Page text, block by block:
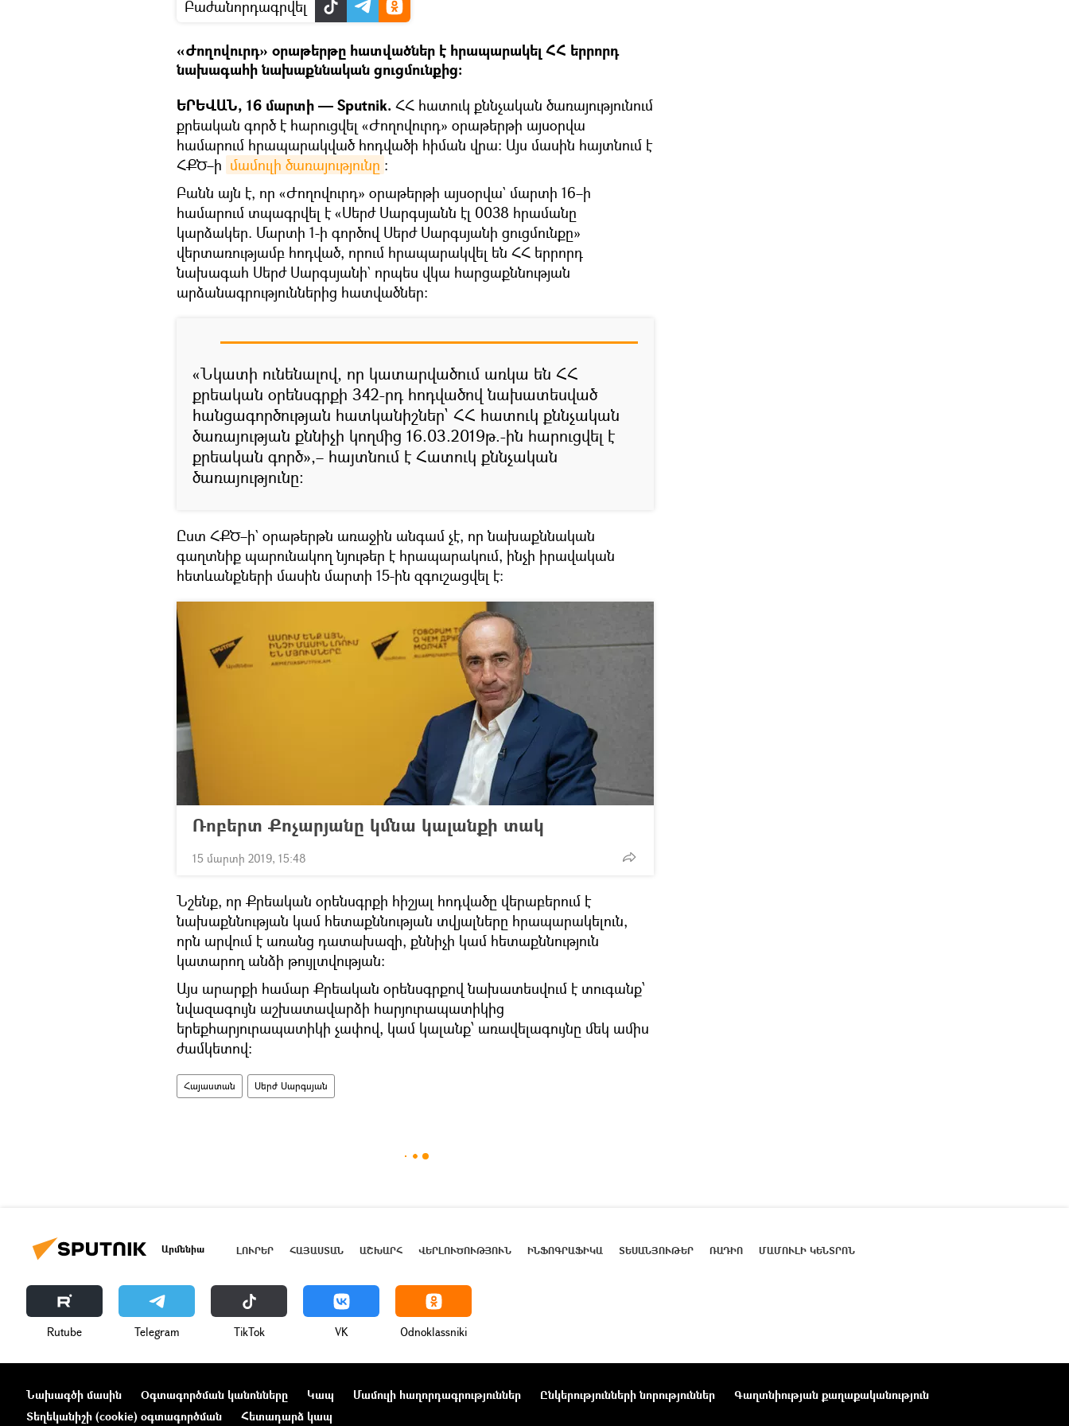
Բաժանորդագրվել
«Ժողովուրդ» օրաթերթը հատվածներ է հրապարակել ՀՀ երրորդ
նախագահի նախաքննական ցուցմունքից։
ԵՐԵՎԱՆ, 16 մարտի — Sputnik. ՀՀ հատուկ քննչական ծառայությունում
քրեական գործ է հարուցվել «Ժողովուրդ» օրաթերթի այսօրվա
համարում հրապարակված հոդվածի հիման վրա։ Այս մասին հայտնում է
ՀՔԾ–ի մամուլի ծառայությունը ։
Բանն այն է, որ «Ժողովուրդ» օրաթերթի այսօրվա` մարտի 16–ի
համարում տպագրվել է «Սերժ Սարգսյանն էլ 0038 հրամանը
կարձակեր. Մարտի 1-ի գործով Սերժ Սարգսյանի ցուցմունքը»
վերտառությամբ հոդված, որում հրապարակվել են ՀՀ երրորդ
նախագահ Սերժ Սարգսյանի` որպես վկա հարցաքննության
արձանագրություններից հատվածներ:
«Նկատի ունենալով, որ կատարվածում առկա են ՀՀ
քրեական օրենսգրքի 342-րդ հոդվածով նախատեսված
հանցագործության հատկանիշներ` ՀՀ հատուկ քննչական
ծառայության քննիչի կողմից 16.03.2019թ.-ին հարուցվել է
քրեական գործ»,– հայտնում է Հատուկ քննչական
ծառայությունը։
Ըստ ՀՔԾ–ի` օրաթերթն առաջին անգամ չէ, որ նախաքննական
գաղտնիք պարունակող նյութեր է հրապարակում, ինչի իրավական
հետևանքների մասին մարտի 15-ին զգուշացվել է։
Ռոբերտ Քոչարյանը կմնա կալանքի տակ
15 մարտի 2019, 15:48
Նշենք, որ Քրեական օրենսգրքի հիշյալ հոդվածը վերաբերում է
նախաքննության կամ հետաքննության տվյալները հրապարակելուն,
որն արվում է առանց դատախազի, քննիչի կամ հետաքննություն
կատարող անձի թույլտվության։
Այս արարքի համար Քրեական օրենսգրքով նախատեսվում է տուգանք՝
նվազագույն աշխատավարձի հարյուրապատիկից
երեքհարյուրապատիկի չափով, կամ կալանք՝ առավելագույնը մեկ ամիս
ժամկետով:
Հայաստան Սերժ Սարգսյան
Արմենիա ԼՈՒՐԵՐ ՀԱՅԱՍՏԱՆ ԱՇԽԱՐՀ ՎԵՐԼՈՒԾՈՒԹՅՈՒՆ ԻՆՖՈԳՐԱՖԻԿԱ ՏԵՍԱՆՅՈՒԹԵՐ ՌԱԴԻՈ ՄԱՄՈՒԼԻ ԿԵՆՏՐՈՆ
Rutube Telegram ТikТоk VK Odnoklassniki
Նախագծի մասին Օգտագործման կանոնները Կապ Մամուլի հաղորդագրություններ Ընկերությունների նորություններ
Գաղտնիության քաղաքականություն
Տեղեկանիշի (cookie) օգտագործման
Հետադարձ կապ